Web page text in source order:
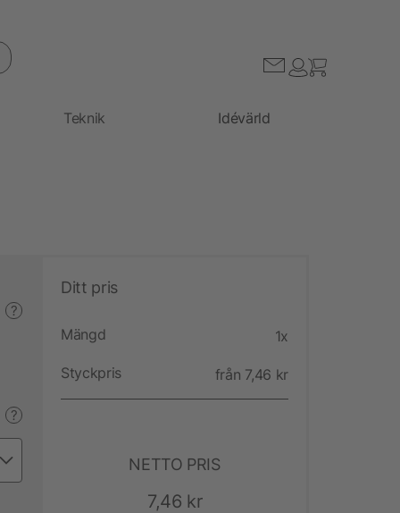
Teknik Idévärld
?
?
Ditt pris
Mängd 1x
Styckpris från 7,46 kr
NETTO PRIS
7,46 kr